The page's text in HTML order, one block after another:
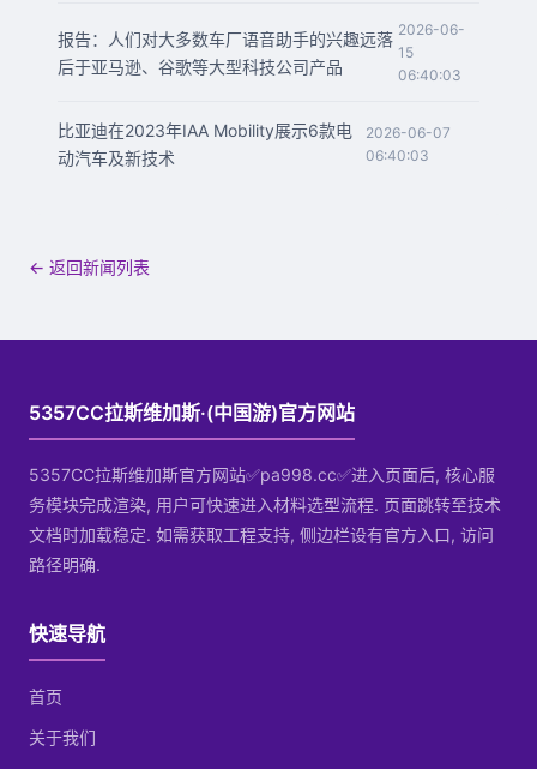
报告：人们对大多数车厂语音助手的兴趣远落
后于亚马逊、谷歌等大型科技公司产品
2026-06-
15
06:40:03
比亚迪在2023年IAA Mobility展示6款电
动汽车及新技术
2026-06-07
06:40:03
← 返回新闻列表
5357CC拉斯维加斯·(中国游)官方网站
5357CC拉斯维加斯官方网站✅pa998.cc✅进入页面后, 核心服
务模块完成渲染, 用户可快速进入材料选型流程. 页面跳转至技术
文档时加载稳定. 如需获取工程支持, 侧边栏设有官方入口, 访问
路径明确.
快速导航
首页
关于我们